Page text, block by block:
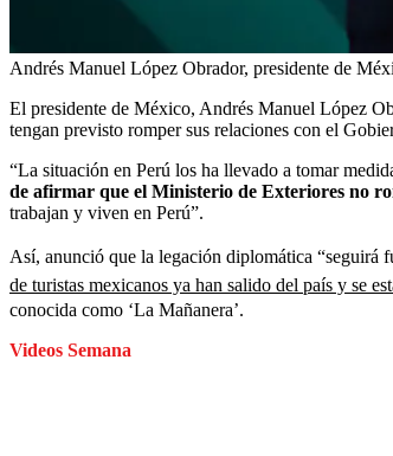
Andrés Manuel López Obrador, presidente de
El presidente de México, Andrés Manuel López
tengan previsto romper sus relaciones con el
“La situación en Perú los ha llevado a tomar
de afirmar que el Ministerio de Exteriores no
trabajan y viven en Perú”.
Así, anunció que la legación diplomática “seguirá
de turistas mexicanos ya han salido del país y se
conocida como ‘La Mañanera’.
Videos Semana